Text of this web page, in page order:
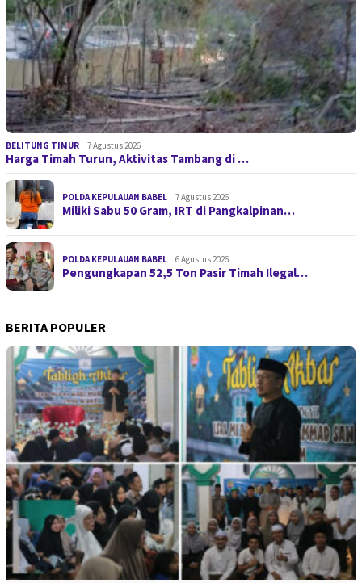
BELITUNG TIMUR 7 Agustus 2026
Harga Timah Turun, Aktivitas Tambang di …
POLDA KEPULAUAN BABEL 7 Agustus 2026
Miliki Sabu 50 Gram, IRT di Pangkalpinan…
POLDA KEPULAUAN BABEL 6 Agustus 2026
Pengungkapan 52,5 Ton Pasir Timah Ilegal…
BERITA POPULER